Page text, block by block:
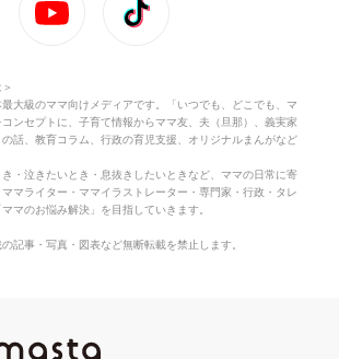
大級のママ向けメディアです。「いつでも、どこでも、マ
ンセプトに、子育て情報からママ友、夫（旦那）、義実家
の話、教育コラム、行政の育児支援、オリジナルまんがなど
・泣きたいとき・息抜きしたいときなど、ママの日常に寄
マライター・ママイラストレーター・専門家・行政・タレ
マのお悩み解決」を目指していきます。
記事・写真・図表など無断転載を禁止します。